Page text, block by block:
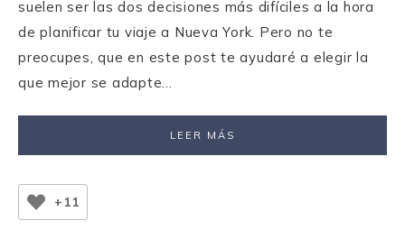
suelen ser las dos decisiones más difíciles a la hora
de planificar tu viaje a Nueva York. Pero no te
preocupes, que en este post te ayudaré a elegir la
que mejor se adapte…
LEER MÁS
+11